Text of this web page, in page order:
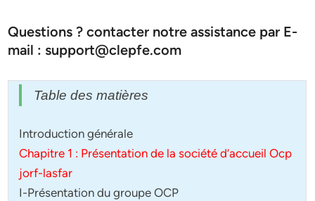
Questions ? contacter notre assistance par E-
mail : support@clepfe.com
Table des matières
Introduction générale
Chapitre 1 : Présentation de la société d’accueil Ocp
jorf-lasfar
I-Présentation du groupe OCP